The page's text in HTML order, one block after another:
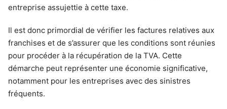
entreprise assujettie à cette taxe.
Il est donc primordial de vérifier les factures relatives aux
franchises et de s’assurer que les conditions sont réunies
pour procéder à la récupération de la TVA. Cette
démarche peut représenter une économie significative,
notamment pour les entreprises avec des sinistres
fréquents.